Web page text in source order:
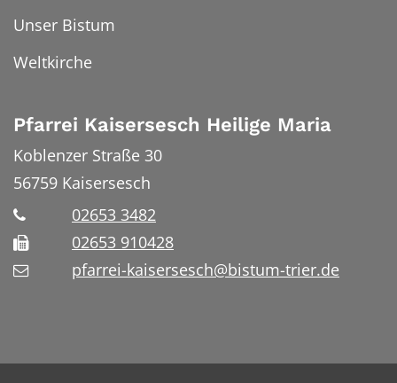
Unser Bistum
Weltkirche
Pfarrei Kaisersesch Heilige Maria
Koblenzer Straße 30
56759 Kaisersesch
02653 3482
02653 910428
pfarrei-kaisersesch@bistum-trier.de